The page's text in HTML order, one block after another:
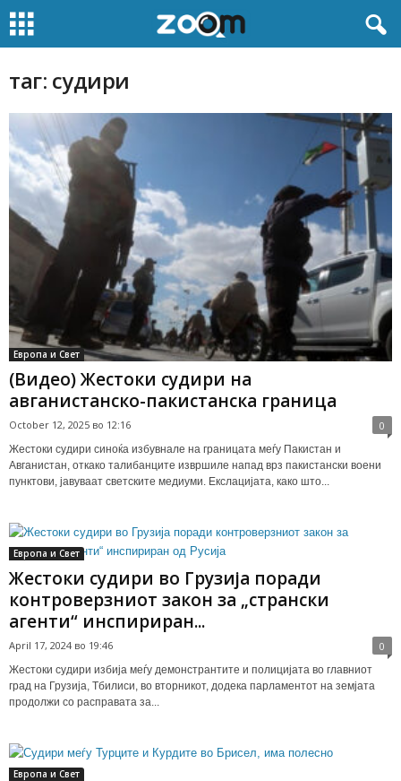
таг: судири
Европа и Свет
(Видео) Жестоки судири на
авганистанско-пакистанска граница
October 12, 2025 во 12:16 0
Жестоки судири синоќа избувнале на границата меѓу Пакистан и
Авганистан, откако талибанците извршиле напад врз пакистански воени
пунктови, јавуваат светските медиуми. Екслацијата, како што...
Европа и Свет
Жестоки судири во Грузија поради
контроверзниот закон за „странски
агенти“ инспириран...
April 17, 2024 во 19:46 0
Жестоки судири избија меѓу демонстрантите и полицијата во главниот
град на Грузија, Тбилиси, во вторникот, додека парламентот на земјата
продолжи со расправата за...
Европа и Свет